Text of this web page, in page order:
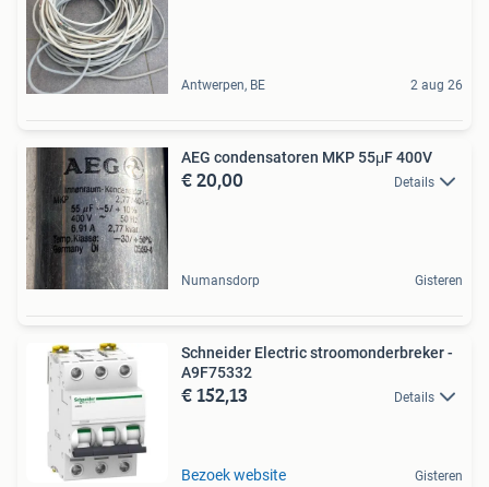
Antwerpen, BE 2 aug 26
AEG condensatoren MKP 55μF 400V
€ 20,00 Details
Numansdorp Gisteren
Schneider Electric stroomonderbreker -
A9F75332
€ 152,13 Details
Bezoek website Gisteren